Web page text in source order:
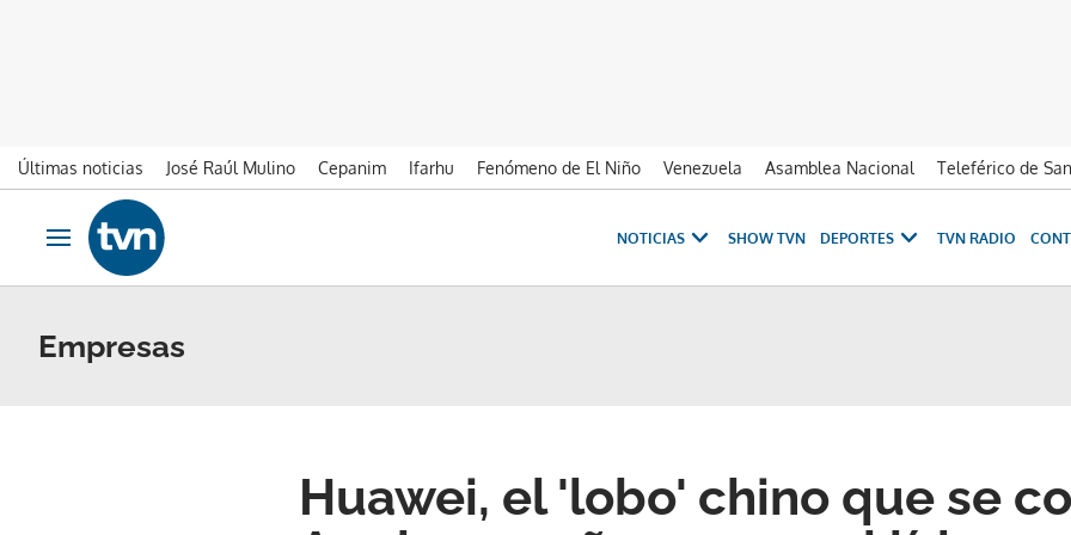
Últimas noticias José Raúl Mulino Cepanim Ifarhu Fenómeno de El Niño Venezuela Asamblea Nacional Teleférico de
Ir al contenido
Obrir navegació
NOTICIAS SHOW TVN DEPORTES TVN RADIO
Empresas
Huawei, el 'lobo' chino que se